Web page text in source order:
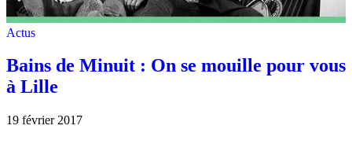
Actus
Bains de Minuit : On se mouille pour vous
à Lille
19 février 2017